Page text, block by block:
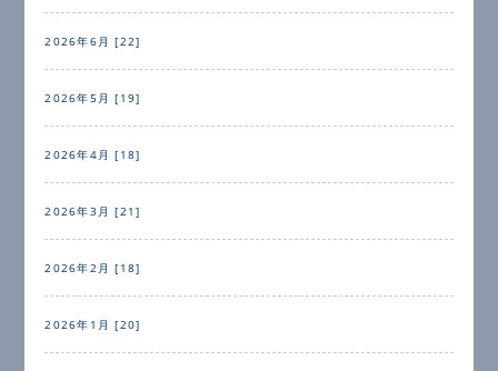
2026年6月 [22]
2026年5月 [19]
2026年4月 [18]
2026年3月 [21]
2026年2月 [18]
2026年1月 [20]